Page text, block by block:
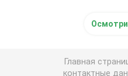
Главная
контактные